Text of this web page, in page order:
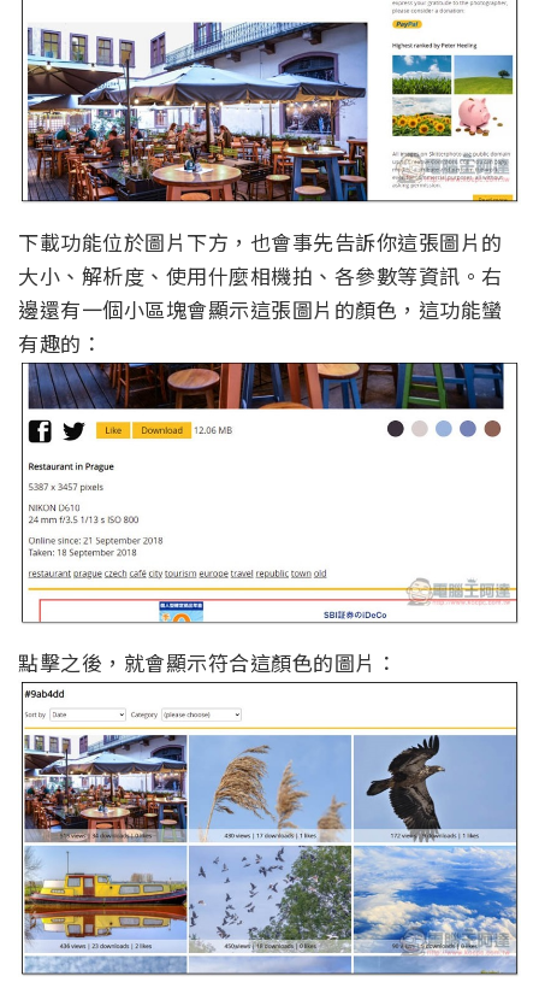
下載功能位於圖片下方，也會事先告訴你這張圖片的
大小、解析度、使用什麼相機拍、各參數等資訊。右
邊還有一個小區塊會顯示這張圖片的顏色，這功能蠻
有趣的：
點擊之後，就會顯示符合這顏色的圖片：